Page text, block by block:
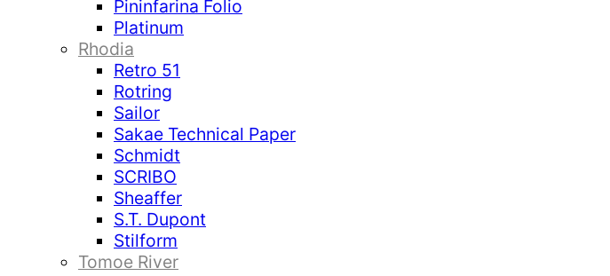
Pininfarina Folio
Platinum
Rhodia
Retro 51
Rotring
Sailor
Sakae Technical Paper
Schmidt
SCRIBO
Sheaffer
S.T. Dupont
Stilform
Tomoe River